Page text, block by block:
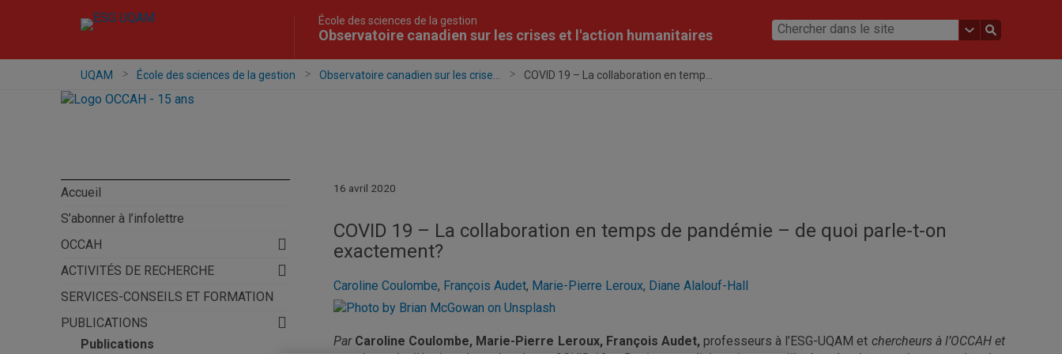
École des sciences de la gestion
Observatoire canadien sur les crises et l'action humanitaires
UQAM École des sciences de la gestion Observatoire canadien sur les crise... COVID 19 – La collaboration en temp...
Accueil
S’abonner à l’infolettre
OCCAH
ACTIVITÉS DE RECHERCHE
SERVICES-CONSEILS ET FORMATION
PUBLICATIONS
Publications
16 avril 2020
COVID 19 – La collaboration en temps de pandémie – de quoi parle-t-on
exactement?
Caroline Coulombe, François Audet, Marie-Pierre Leroux, Diane Alalouf-Hall
Par Caroline Coulombe, Marie-Pierre Leroux, François Audet,professeurs à l’ESG-UQAM et chercheurs à l’OCCAH et